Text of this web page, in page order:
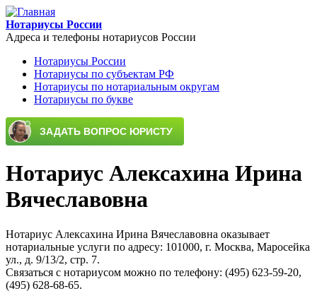
Перейти к основному содержанию
Нотариусы России
Адреса и телефоны нотариусов России
Main menu
Нотариусы России
Нотариусы по субъектам РФ
Нотариусы по нотариальным округам
Нотариусы по букве
Нотариус Алексахина Ирина
Вячеславовна
Нотариус Алексахина Ирина Вячеславовна оказывает
нотариальные услуги по адресу: 101000, г. Москва, Маросейка
ул., д. 9/13/2, стр. 7.
Связаться с нотариусом можно по телефону: (495) 623-59-20,
(495) 628-68-65.